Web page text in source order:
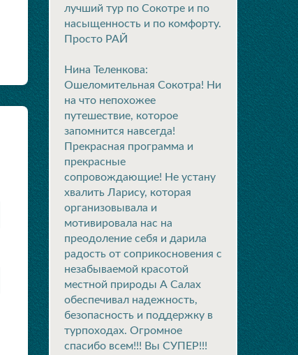
лучший тур по Сокотре и по
насыщенность и по комфорту.
Просто РАЙ
Нина Теленкова:
Ошеломительная Сокотра! Ни
на что непохожее
путешествие, которое
запомнится навсегда!
Прекрасная программа и
прекрасные
сопровождающие! Не устану
хвалить Ларису, которая
организовывала и
мотивировала нас на
преодоление себя и дарила
радость от соприкосновения с
незабываемой красотой
местной природы А Салах
обеспечивал надежность,
безопасность и поддержку в
турпоходах. Огромное
спасибо всем!!! Вы СУПЕР!!!